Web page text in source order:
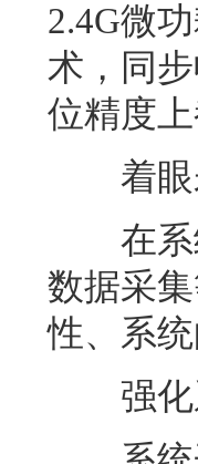
2.4G微
术，同
位精度
着眼
在系统
数据采
性、系
强化